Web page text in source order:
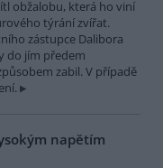
obžalobu, která ho viní
týrání zvířat.
zástupce Dalibora
do jím předem
zabil. V případě
napětím